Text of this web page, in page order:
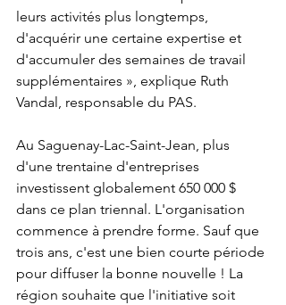
leurs activités plus longtemps,
d'acquérir une certaine expertise et
d'accumuler des semaines de travail
supplémentaires », explique Ruth
Vandal, responsable du PAS.
Au Saguenay-Lac-Saint-Jean, plus
d'une trentaine d'entreprises
investissent globalement 650 000 $
dans ce plan triennal. L'organisation
commence à prendre forme. Sauf que
trois ans, c'est une bien courte période
pour diffuser la bonne nouvelle ! La
région souhaite que l'initiative soit